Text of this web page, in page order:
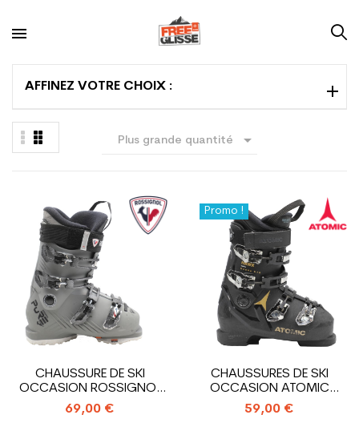
AFFINEZ VOTRE CHOIX :
Plus grande quantité 
CHAUSSURE DE SKI
OCCASION ROSSIGNOL
PURE
69,00 €
CHAUSSURES DE SKI
OCCASION ATOMIC
HAWX MAGNA R75
59,00 €
Promo !